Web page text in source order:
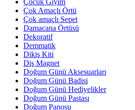
Çocuk Giyim
Çok Amaçlı Örtü
Çok amaçlı Sepet
Damacana Örtüsü
Dekoratif
Demmatik
Dikiş Kiti
Diş Magnet
Doğum Günü Aksesuarları
Doğum Günü Badisi
Doğum Günü Hediyelikler
Doğum Günü Pastası
Doğum Panosu